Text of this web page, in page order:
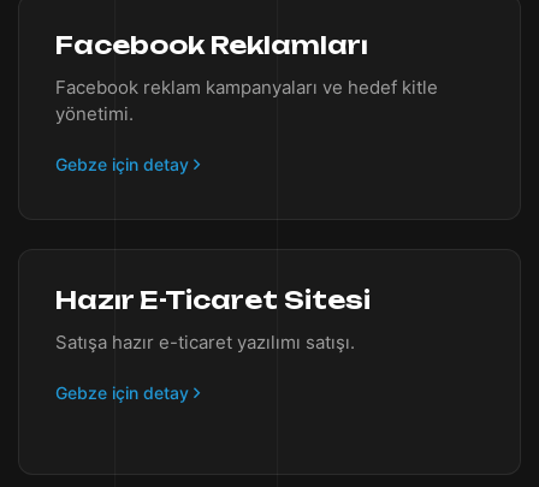
Facebook Reklamları
Facebook reklam kampanyaları ve hedef kitle
yönetimi.
Gebze için detay
Hazır E-Ticaret Sitesi
Satışa hazır e-ticaret yazılımı satışı.
Gebze için detay